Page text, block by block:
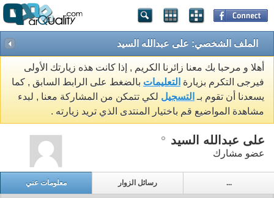
الملف الشخصي: على عبدالله السيد
أهلا و مرحبا بك معنا زائرنا الكريم , إذا كانت هذه زيارتك الأولى
فيرجى التكرم بزيارة التعليمات بالضغط على الرابط السابق , كما
يسعدنا أن تقوم بـ التسجيل لكي تتمكن من المشاركة معنا , لبدء
مشاهدة المواضيع قم باختيار المنتدى الذي تريد زيارته .
على عبدالله السيد
عضو مشارك
معلومات عني رسائل الزوار ...